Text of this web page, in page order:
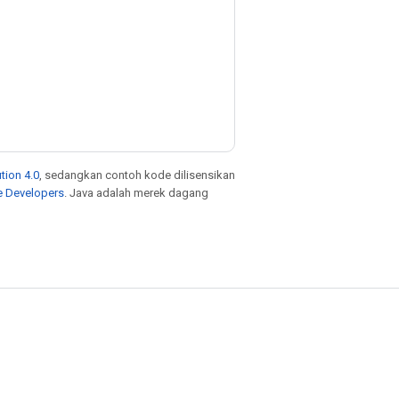
4.0 , sedangkan contoh kode dilisensikan
Developers . Java adalah merek dagang